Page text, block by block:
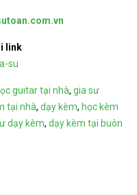
link
su
guitar tại nhà, gia sư
tại nhà, dạy kèm, học kèm
dạy kèm, dạy kèm tại buôn